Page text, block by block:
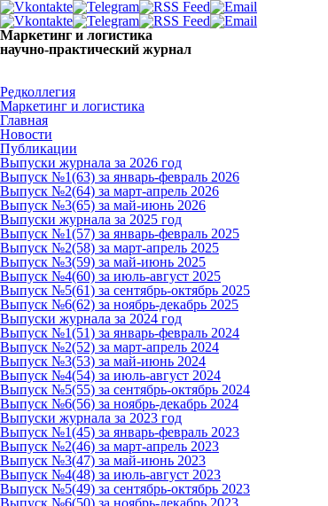
Маркетинг и логистика
научно-практический журнал
Редколлегия
Маркетинг и логистика
Главная
Новости
Публикации
Выпуски журнала за 2026 год
Выпуск №1(63) за январь-февраль 2026
Выпуск №2(64) за март-апрель 2026
Выпуск №3(65) за май-июнь 2026
Выпуски журнала за 2025 год
Выпуск №1(57) за январь-февраль 2025
Выпуск №2(58) за март-апрель 2025
Выпуск №3(59) за май-июнь 2025
Выпуск №4(60) за июль-август 2025
Выпуск №5(61) за сентябрь-октябрь 2025
Выпуск №6(62) за ноябрь-декабрь 2025
Выпуски журнала за 2024 год
Выпуск №1(51) за январь-февраль 2024
Выпуск №2(52) за март-апрель 2024
Выпуск №3(53) за май-июнь 2024
Выпуск №4(54) за июль-август 2024
Выпуск №5(55) за сентябрь-октябрь 2024
Выпуск №6(56) за ноябрь-декабрь 2024
Выпуски журнала за 2023 год
Выпуск №1(45) за январь-февраль 2023
Выпуск №2(46) за март-апрель 2023
Выпуск №3(47) за май-июнь 2023
Выпуск №4(48) за июль-август 2023
Выпуск №5(49) за сентябрь-октябрь 2023
Выпуск №6(50) за ноябрь-декабрь 2023